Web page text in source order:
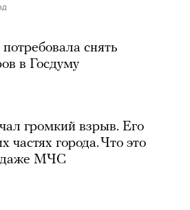
снять
в Госдуму
громкий взрыв. Его
города. Что это
даже МЧС